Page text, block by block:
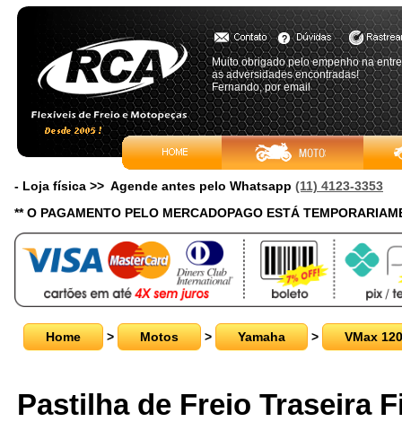
Muito obrigado pelo empenho na
as adversidades encontradas!
Fernando, por email
- Loja física >> Agende antes pelo Whatsapp (11) 4123-3353
** O PAGAMENTO PELO MERCADOPAGO ESTÁ
Home > Motos > Yamaha > VMax
Pastilha de Freio Traseira